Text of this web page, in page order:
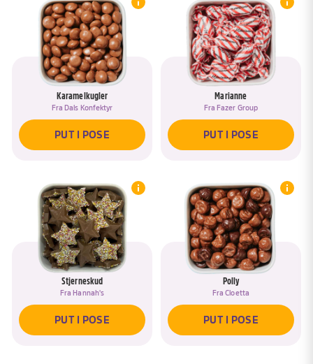
Karamelkugler
Fra Dals Konfektyr
PUT I POSE
Marianne
Fra Fazer Group
PUT I POSE
Stjerneskud
Fra Hannah's
PUT I POSE
Polly
FraCloetta
PUT I POSE